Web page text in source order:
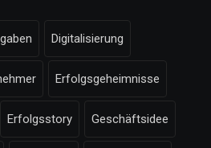
Digitalisierung
Erfolgsgeheimnisse
Erfolgsstory Geschäftsidee